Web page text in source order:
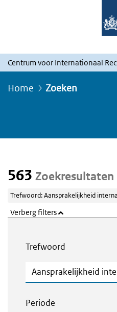
Centrum voor Internationaal
Home Zoeken
563 Zoekresultaten
Trefwoord: Aansprakelijkheid
Verberg filters
Trefwoord
Trefwoord
Periode